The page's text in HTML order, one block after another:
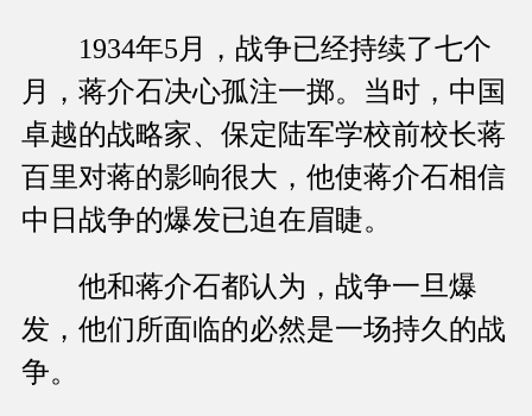
1934年5月，战争已经持续了七个
月，蒋介石决心孤注一掷。当时，中国
卓越的战略家、保定陆军学校前校长蒋
百里对蒋的影响很大，他使蒋介石相信
中日战争的爆发已迫在眉睫。
他和蒋介石都认为，战争一旦爆
发，他们所面临的必然是一场持久的战
争。